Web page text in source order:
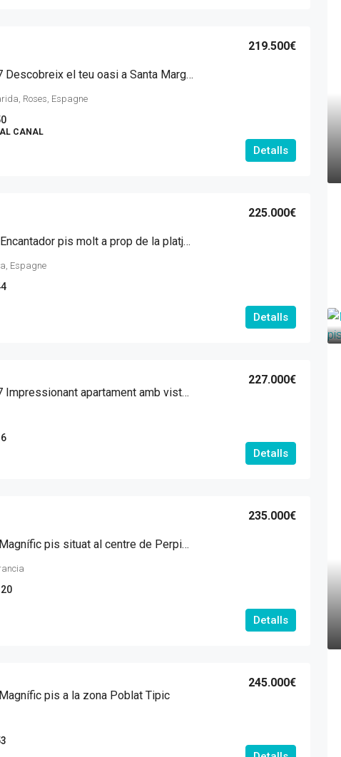
MI AC 10907 Descobreix el teu oasi a Santa Margarita!
219.500€
Roses, Espagne
CANAL
Detalls
HC A 10908 Encantador pis molt a prop de la platja amb 1 habitació.
225.000€
Espagne
Detalls
MI CC 10957 Impressionant apartament amb vistes al mar a prop de la platja de Canyelles
227.000€
Detalls
MI A 10858 Magnífic pis situat al centre de Perpinyà
235.000€
Detalls
pis a la zona Poblat Tipic
245.000€